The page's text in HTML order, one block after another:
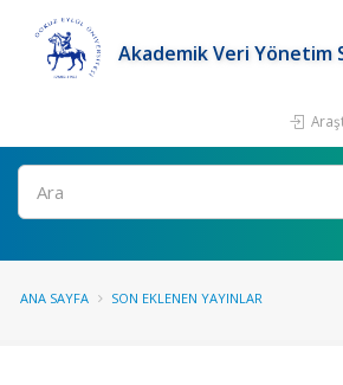
Akademik Veri Yönetim
Ara
ANA SAYFA SON EKLENEN YAYINLAR